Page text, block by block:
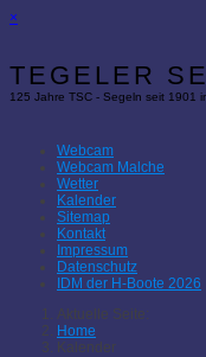
×
TEGELER
125 Jahre TSC - Segeln seit 1901
Webcam
Webcam Malche
Wetter
Kalender
Sitemap
Kontakt
Impressum
Datenschutz
IDM der H-Boote 2026
Aktuelle Seite:
Home
Kalender